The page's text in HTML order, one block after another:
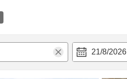
21/8/2026